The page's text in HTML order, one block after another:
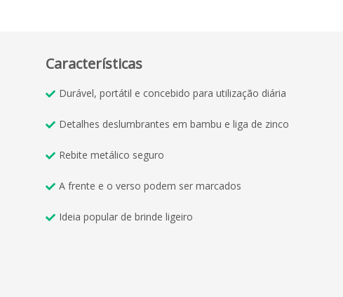
Características
Durável, portátil e concebido para utilização diária
Detalhes deslumbrantes em bambu e liga de zinco
Rebite metálico seguro
A frente e o verso podem ser marcados
Ideia popular de brinde ligeiro